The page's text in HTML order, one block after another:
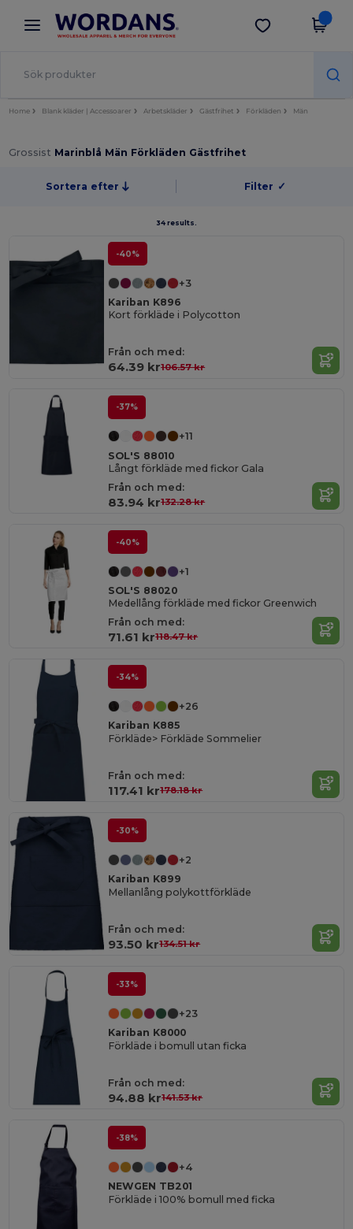
× Wordans-app
Bättre priser i appen!
Hämta app
Home Blank kläder | Accessoarer Arbetskläder Gästfrihet Förkläden Män
Grossist Marinblå Män Förkläden Gästfrihet
Sortera efter Filter ✓
34 results.
-40%
+3
Kariban K896
Kort förkläde i Polycotton
Från och med:
64.39 kr106.57 kr
-37%
+11
SOL'S 88010
Långt förkläde med fickor Gala
Från och med:
83.94 kr132.28 kr
-40%
+1
SOL'S 88020
Medellång förkläde med fickor Greenwich
Från och med:
71.61 kr118.47 kr
-34%
+26
Kariban K885
Förkläde> Förkläde Sommelier
Från och med:
117.41 kr178.18 kr
-30%
+2
Kariban K899
Mellanlång polykottförkläde
Från och med:
93.50 kr134.51 kr
-33%
+23
Kariban K8000
Förkläde i bomull utan ficka
Från och med:
94.88 kr141.53 kr
-38%
+4
NEWGEN TB201
Förkläde i 100% bomull med ficka